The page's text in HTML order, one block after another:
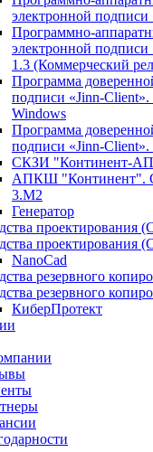
электронной подписи
Программно-
электронной подписи
1.3 (Коммерческий
Программа
подписи «Jinn-Client».
Windows
Программа
подписи «Jinn-
СКЗИ "Континент-
АПКШ "Континент".
3.М2
Генератор
проектирования
проектирования
NanoCad
резервного
резервного
КиберПротект